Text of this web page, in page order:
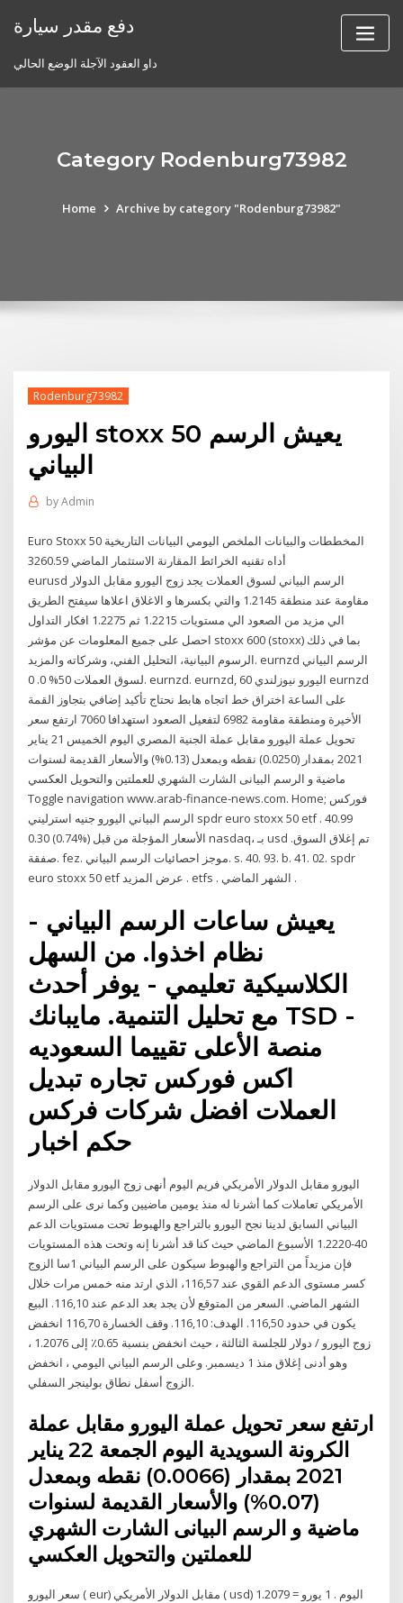
دفع مقدر سيارة
داو العقود الآجلة الوضع الحالي
Category Rodenburg73982
Home Archive by category "Rodenburg73982"
Rodenburg73982
اليورو stoxx 50 يعيش الرسم
البياني
byAdmin
Euro Stoxx 50 المخططات والبيانات الملخص اليومي البيانات التاريخية
أداه تقنيه الخرائط المقارنة الاستثمار الماضي 3260.59
‎eurusd‎ الرسم البياني لسوق العملات يجد زوج اليورو مقابل الدولار
مقاومة عند منطقة 1.2145 والتي بكسرها و الاغلاق اعلاها سيفتح الطريق
الي مزيد من الصعود الي مستويات 1.2215 ثم 1.2275 افكار التداول
احصل على جميع المعلومات عن مؤشر stoxx 600 (stoxx) بما في ذلك
الرسوم البيانية، التحليل الفني، وشركاته والمزيد. ‎eurnzd‎ الرسم البياني
لسوق العملات 50% 0. 0. eurnzd. eurnzd, 60 اليورو نيوزلندي eurnzd
على الساعة اختراق خط اتجاه هابط نحتاج تأكيد إضافي بتجاوز القمة
الأخيرة ومنطقة مقاومة 6982 لتفعيل الصعود استهدافا 7060 ارتفع سعر
تحويل عملة اليورو مقابل عملة الجنية المصري اليوم الخميس 21 يناير
2021 بمقدار (0.0250) نقطه وبمعدل (0.13%) والأسعار القديمة لسنوات
ماضية و الرسم البيانى الشارت الشهري للعملتين والتحويل العكسي
Toggle navigation www.arab-finance-news.com. Home; فوركس
الرسم البياني اليورو جنيه استرليني spdr euro stoxx 50 etf . 40.99
0.30 (0.74%) الأسعار المؤجلة من قبل nasdaq، بـ usd تم إغلاق السوق.
صفقة. fez. موجز احصائيات الرسم البياني. s. 40. 93. b. 41. 02. spdr
euro stoxx 50 etf عرض المزيد . etfs . الشهر الماضي .
يعيش ساعات الرسم البياني -
نظام اخذوا. من السهل
الكلاسيكية تعليمي - يوفر أحدث
مع تحليل التنمية. مايبانك TSD -
منصة الأعلى تقييما السعوديه
اكس فوركس تجاره تبديل
العملات افضل شركات فركس
حكم اخبار
اليورو مقابل الدولار الأمريكي فريم اليوم أنهى زوج اليورو مقابل الدولار
الأمريكي تعاملات كما أشرنا له منذ يومين ماضيين وكما نرى على الرسم
البياني السابق لدينا نجح اليورو بالتراجع والهبوط تحت مستويات الدعم
40-1.2220 الأسبوع الماضي حيث كنا قد أشرنا إنه وتحت هذه المستويات
فإن مزيداً من التراجع والهبوط سيكون على الرسم البياني 1سا الزوج
كسر مستوى الدعم القوي عند 116,57، الذي ارتد منه خمس مرات خلال
الشهر الماضي. السعر من المتوقع لأن يجد بعد الدعم عند 116,10. البيع
يكون في حدود 116,50. الهدف: 116,10. وقف الخسارة 116,70 انخفض
زوج اليورو / دولار للجلسة الثالثة ، حيث انخفض بنسبة 0.65٪ إلى 1.2076 ،
وهو أدنى إغلاق منذ 1 ديسمبر. وعلى الرسم البياني اليومي ، انخفض
الزوج أسفل نطاق بولينجر السفلي.
ارتفع سعر تحويل عملة اليورو مقابل عملة
الكرونة السويدية اليوم الجمعة 22 يناير
2021 بمقدار (0.0066) نقطه وبمعدل
(0.07%) والأسعار القديمة لسنوات
ماضية و الرسم البيانى الشارت الشهري
للعملتين والتحويل العكسي
سعر اليورو ( eur) مقابل الدولار الأمريكي ( usd) اليوم . 1 يورو = 1.2079